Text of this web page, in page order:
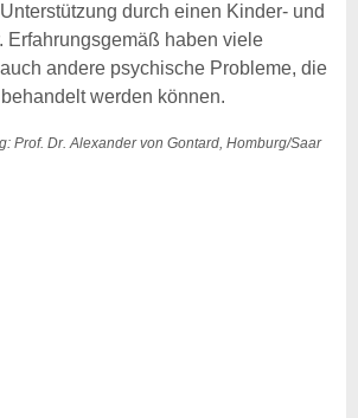
durch einen Kinder- und
Erfahrungsgemäß haben viele
andere psychische Probleme, die
werden können.
Prof. Dr. Alexander von Gontard, Homburg/Saar